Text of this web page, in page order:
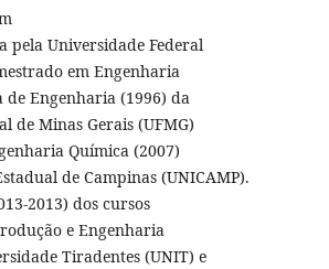
pela Universidade Federal
em Engenharia
de Engenharia (1996) da
de Minas Gerais (UFMG)
Química (2007)
de Campinas (UNICAMP).
2013) dos cursos
e Engenharia
Tiradentes (UNIT) e